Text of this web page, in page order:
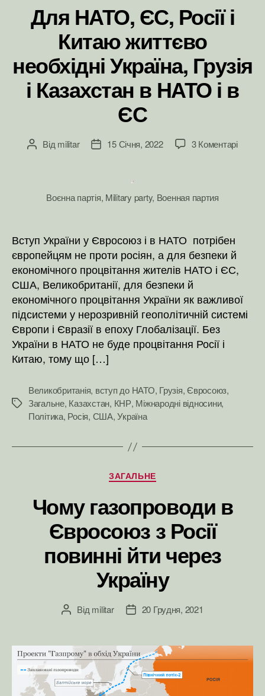
Для НАТО, ЄС, Росії і
Китаю життєво
необхідні Україна, Грузія
і Казахстан в НАТО і в
ЄС
Автор
Від militar
Дата15 Січня, 2022 3 Коментарідо
Грузія
в
Воєнна партія, Military party, Военная партия
Вступ України у Євросоюз і в НАТО потрібен
європейцям не проти росіян, а для безпеки й
економічного процвітання жителів НАТО і ЄС,
США, Великобританії, для безпеки й
економічного процвітання України як важливої
підсистеми у нерозривній геополітичній системі
Європи і Євразії в епоху Глобалізації. Без
України в НАТО не буде процвітання Росії і
Китаю, тому що […]
Позначки
Великобританія, вступ до НАТО, Грузія,Євросоюз,
Загальне, Казахстан, КНР, Міжнародні відносини,
Політика, Росія, США,Україна
Категорії
ЗАГАЛЬНЕ
Чому газопроводи в
Євросоюз з Росії
повинні йти через
Україну
Автор
Від militar
Дата20 Грудня, 2021